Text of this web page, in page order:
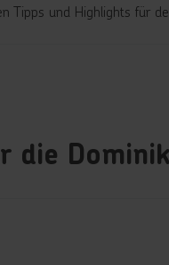
Tipps und Highlights für